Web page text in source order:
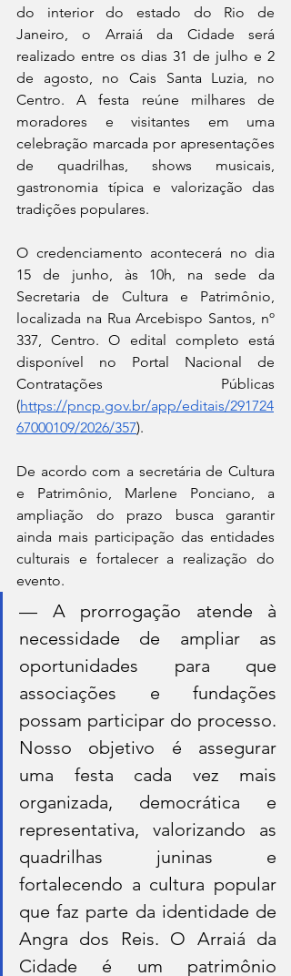
do interior do estado do Rio de
Janeiro, o Arraiá da Cidade será
realizado entre os dias 31 de julho e 2
de agosto, no Cais Santa Luzia, no
Centro. A festa reúne milhares de
moradores e visitantes em uma
celebração marcada por apresentações
de quadrilhas, shows musicais,
gastronomia típica e valorização das
tradições populares.
O credenciamento acontecerá no dia
15 de junho, às 10h, na sede da
Secretaria de Cultura e Patrimônio,
localizada na Rua Arcebispo Santos, nº
337, Centro. O edital completo está
disponível no Portal Nacional de
Contratações Públicas
(https://pncp.gov.br/app/editais/291724
67000109/2026/357).
De acordo com a secretária de Cultura
e Patrimônio, Marlene Ponciano, a
ampliação do prazo busca garantir
ainda mais participação das entidades
culturais e fortalecer a realização do
evento.
— A prorrogação atende à
necessidade de ampliar as
oportunidades para que
associações e fundações
possam participar do processo.
Nosso objetivo é assegurar
uma festa cada vez mais
organizada, democrática e
representativa, valorizando as
quadrilhas juninas e
fortalecendo a cultura popular
que faz parte da identidade de
Angra dos Reis. O Arraiá da
Cidade é um patrimônio